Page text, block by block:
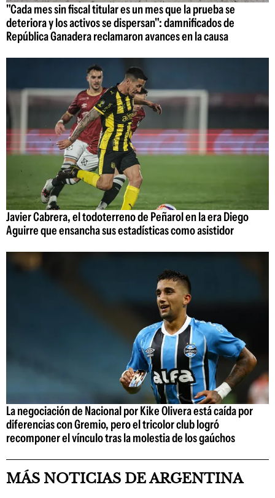
"Cada mes sin fiscal titular es un mes que la prueba se
deteriora y los activos se dispersan": damnificados de
República Ganadera reclamaron avances en la causa
Javier Cabrera, el todoterreno de Peñarol en la era Diego
Aguirre que ensancha sus estadísticas como asistidor
La negociación de Nacional por Kike Olivera está caída por
diferencias con Gremio, pero el tricolor club logró
recomponer el vínculo tras la molestia de los gaúchos
MÁS NOTICIAS DE ARGENTINA